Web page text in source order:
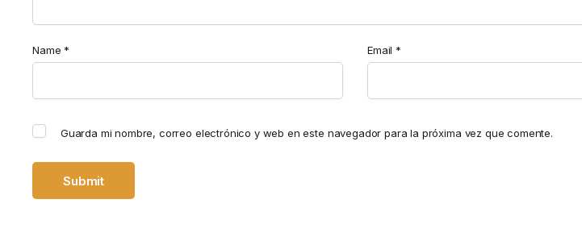
Name * Email *
Guarda mi nombre, correo electrónico y web en este navegador para la próxima vez que comente.